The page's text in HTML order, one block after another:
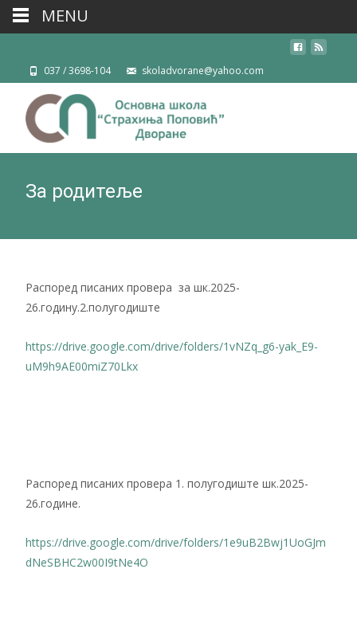
037 / 3698-104 skoladvorane@yahoo.com
За родитеље
Распоред писаних провера за шк.2025-
26.годину.2.полугодиште
https://drive.google.com/drive/folders/1vNZq_g6-yak_E9-
uM9h9AE00miZ70Lkx
Распоред писаних провера 1. полугодиште шк.2025-
26.године.
https://drive.google.com/drive/folders/1e9uB2Bwj1UoGJm
dNeSBHC2w00I9tNe4O
MENU